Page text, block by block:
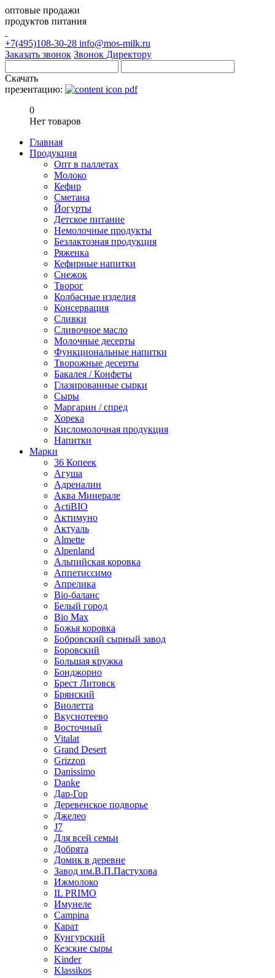
оптовые продажи
продуктов питания
+7(495)108-30-28 info@mos-milk.ru
Заказать звонок Звонок Директору
Скачать
презентацию:
0
Нет товаров
Главная
Продукция
Опт в паллетах
Молоко
Кефир
Сметана
Йогурты
Детское питание
Немолочные продукты
Безлактозная продукция
Ряженка
Кефирные напитки
Снежок
Творог
Колбасные изделия
Консервация
Сливки
Сливочное масло
Молочные десерты
Функциональные напитки
Творожные десерты
Бакалея / Конфеты
Глазированные сырки
Сыры
Маргарин / спред
Хорека
Кисломолочная продукция
Напитки
Марки
36 Копеек
Агуша
Адреналин
Аква Минерале
ActiBIO
Актимуно
Актуаль
Almette
Alpenland
Альпийская коровка
Аппетиссимо
Апрелика
Bio-баланс
Белый город
Bio Max
Божья коровка
Бобровский сырный завод
Боровский
Большая кружка
Бонджорно
Брест Литовск
Брянский
Виолетта
Вкуснотеево
Восточный
Vitalat
Grand Desert
Grizzon
Danissimo
Danke
Дар-Гор
Деревенское подворье
Джелео
J7
Для всей семьи
Добрята
Домик в деревне
Завод им.В.П.Пастухова
Ижмолоко
IL PRIMO
Имунеле
Campina
Карат
Кунгурский
Кезские сыры
Kinder
Klassikos